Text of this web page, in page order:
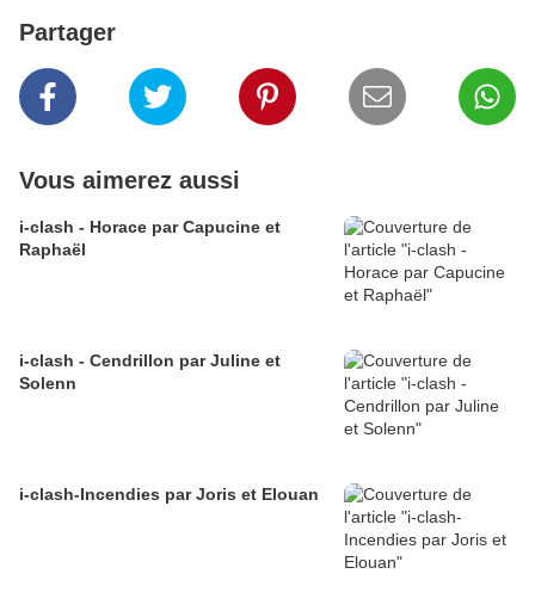
Partager
Vous aimerez aussi
i-clash - Horace par Capucine et
Raphaël
i-clash - Cendrillon par Juline et
Solenn
i-clash-Incendies par Joris et Elouan